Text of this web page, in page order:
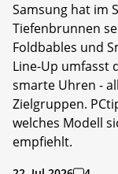
Samsung hat im
Tiefenbrunnen
Foldbables und
Line-Up umfasst
smarte Uhren -
Zielgruppen.
welches Modell
empfiehlt.